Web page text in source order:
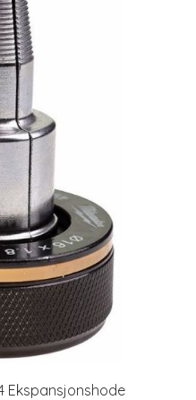
Ekspansjonshode